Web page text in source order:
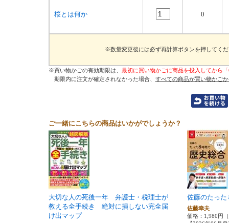
桜とは何か 0
※数量変更後には必ず再計算ボタンを押してく
※買い物かごの有効期限は、 最初に買い物かごに商品を投入してから
期限内に注文が確定されなかった場合、 すべての商品が買い物かご
ご一緒にこちらの商品はいかがでしょうか？
大切な人の死後一年 弁護士・税理士が
教える全手続き 絶対に損しない完全届
け出マップ
佐藤のたった
佐藤幸夫
価格：1,980円